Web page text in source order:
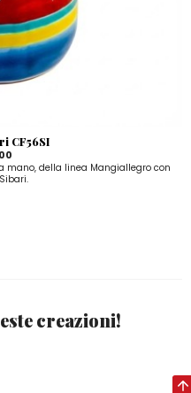
CF56SI
mano, della linea Mangiallegro con
creazioni!